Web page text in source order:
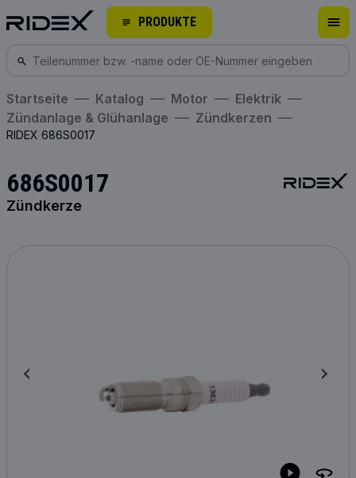
PRODUKTE
Startseite Katalog Motor
Elektrik
Zündanlage & Glühanlage
Zündkerzen
RIDEX 686S0017
686S0017
Zündkerze